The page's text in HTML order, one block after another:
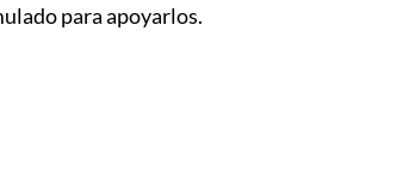
para apoyarlos.